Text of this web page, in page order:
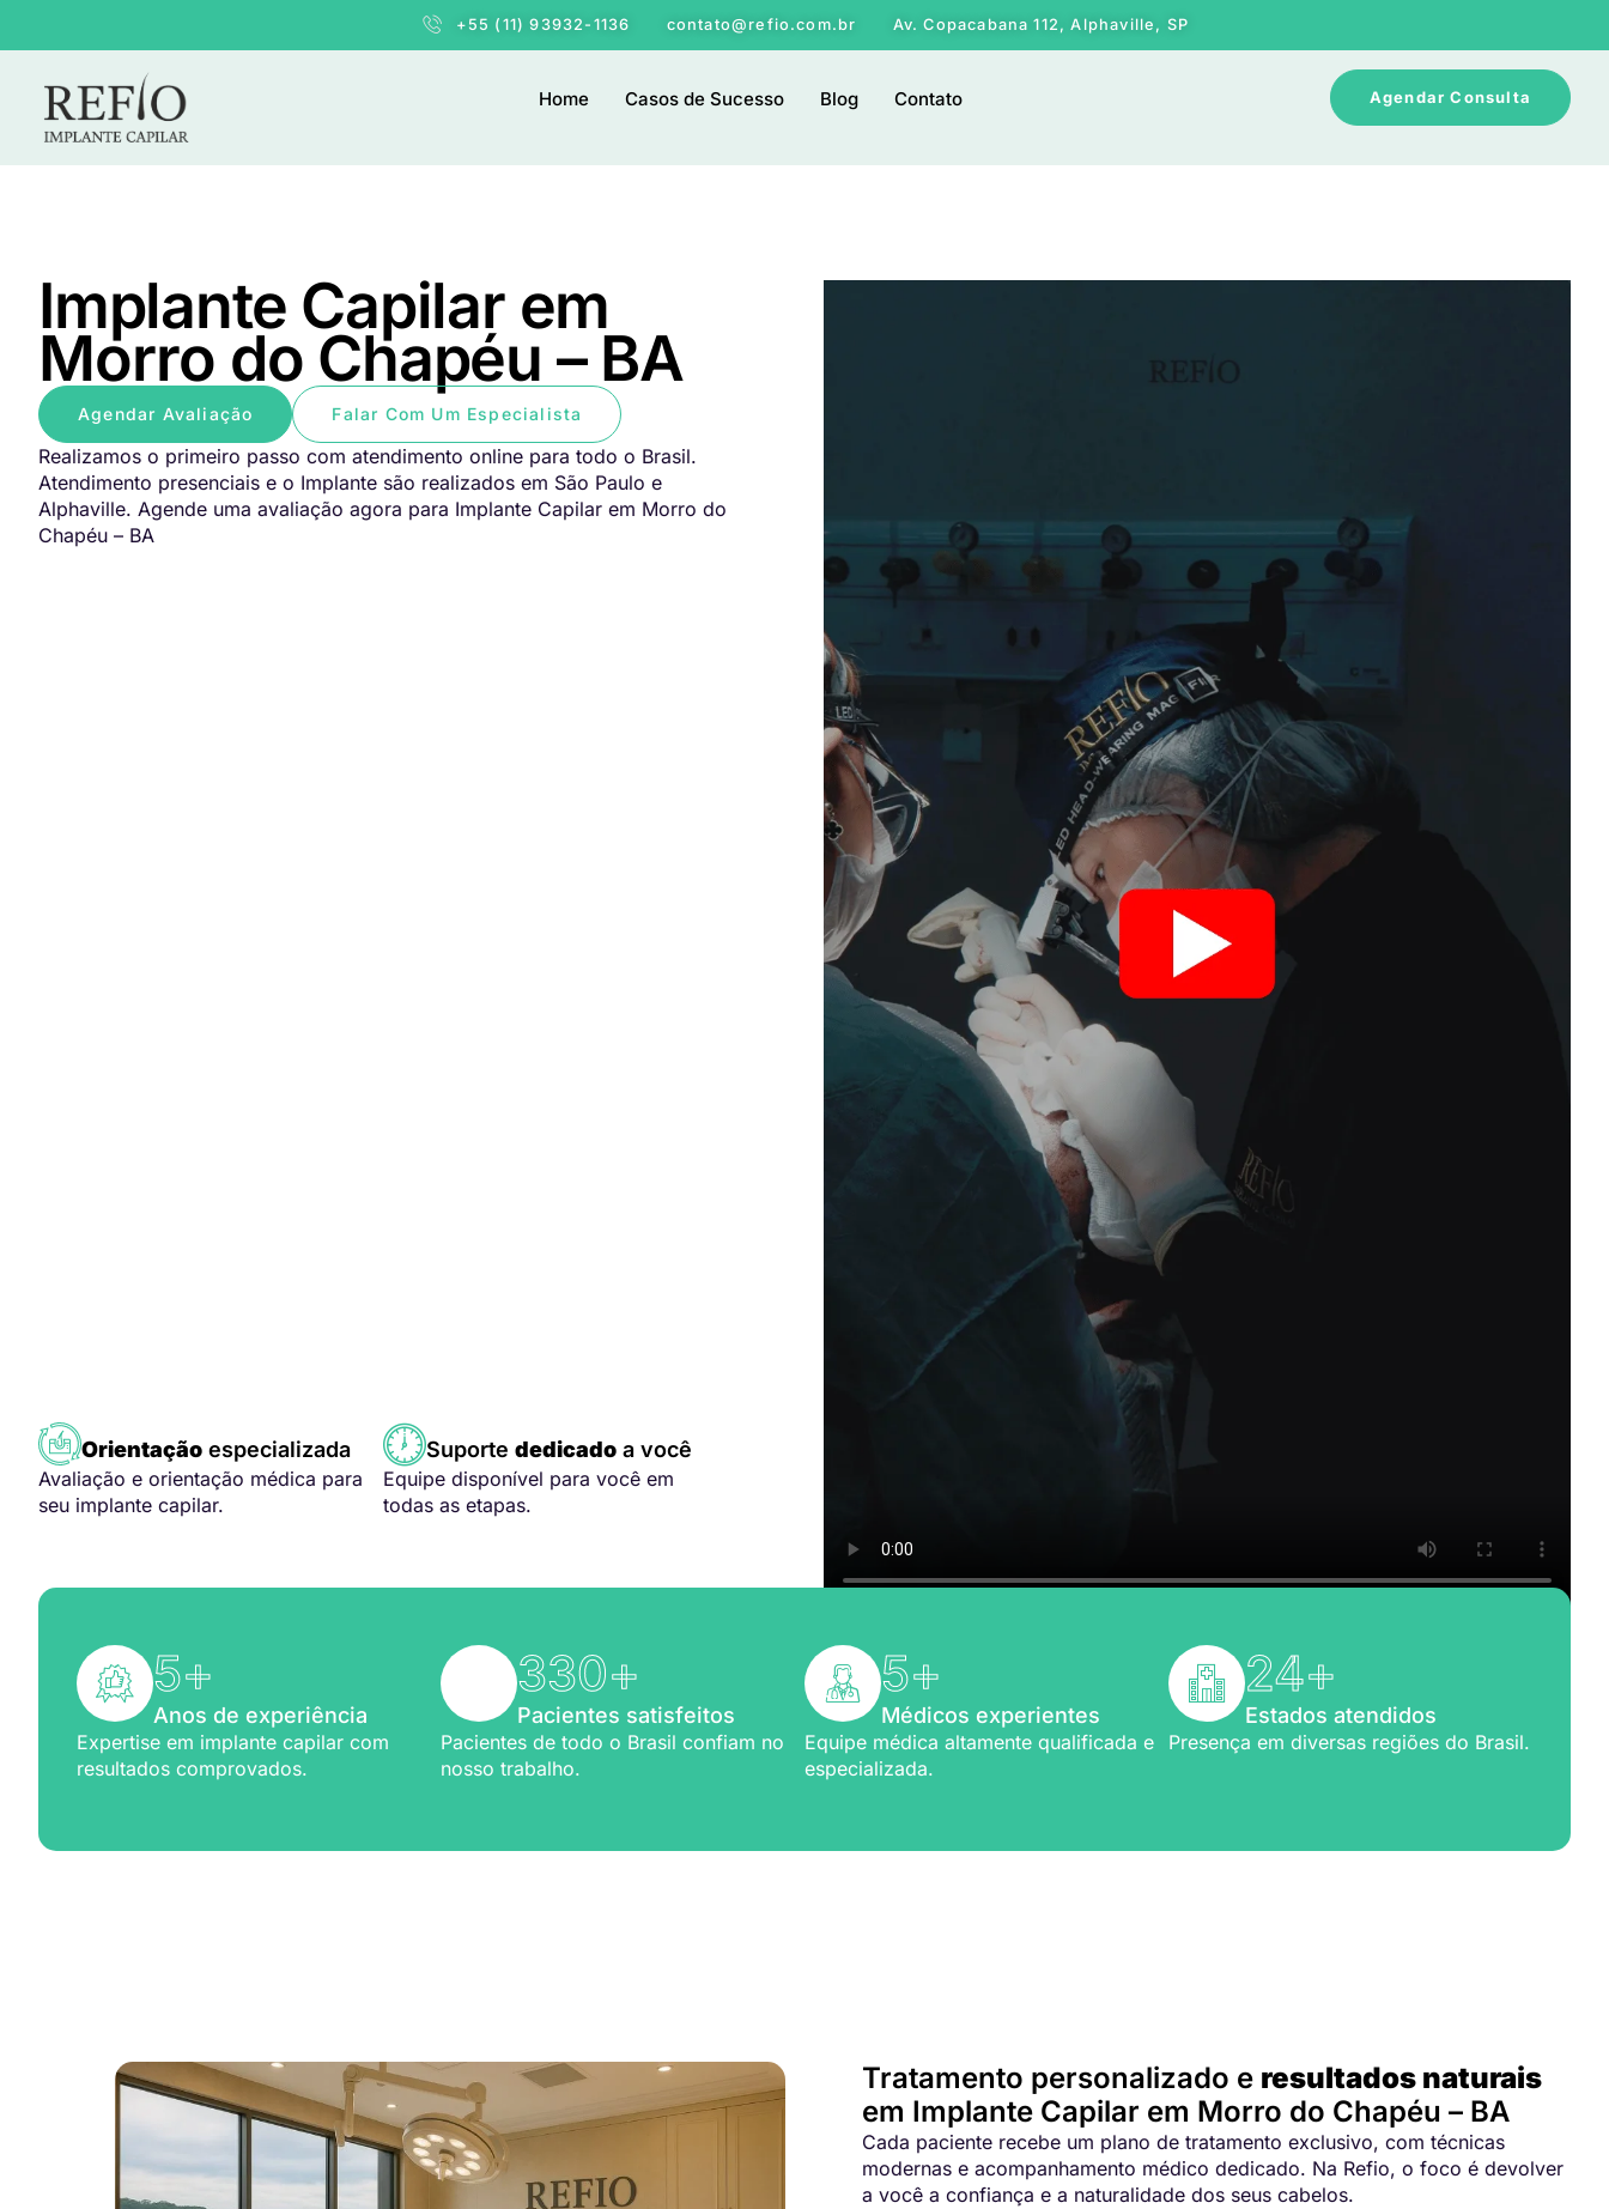
+55 (11) 93932-1136 contato@refio.com.br Av. Copacabana 112, Alphaville, SP
Home Casos de Sucesso Blog Contato Agendar Consulta
Implante Capilar em
Morro do Chapéu – BA
Agendar Avaliação Falar Com Um Especialista
Realizamos o primeiro passo com atendimento online para todo o Brasil.
Atendimento presenciais e o Implante são realizados em São Paulo e
Alphaville. Agende uma avaliação agora para Implante Capilar em Morro do
Chapéu – BA
Orientação especializada
Avaliação e orientação médica para
seu implante capilar.
Suporte dedicado a você
Equipe disponível para você em
todas as etapas.
5+
Anos de experiência
Expertise em implante capilar com
resultados comprovados.
330+
Pacientes satisfeitos
Pacientes de todo o Brasil confiam no
nosso trabalho.
5+
Médicos experientes
Equipe médica altamente qualificada e
especializada.
24+
Estados atendidos
Presença em diversas regiões do Brasil.
Tratamento personalizado e resultados naturais
em Implante Capilar em Morro do Chapéu – BA
Cada paciente recebe um plano de tratamento exclusivo, com técnicas
modernas e acompanhamento médico dedicado. Na Refio, o foco é devolver
a você a confiança e a naturalidade dos seus cabelos.